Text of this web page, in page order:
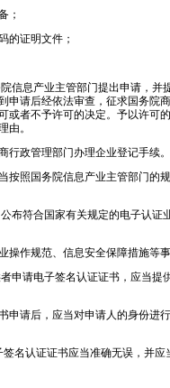
；
证明文件；
息产业主管部门提出申请，并
申请后经依法审查，征求国务院
或者不予许可的决定。予以许可
由。
政管理部门办理企业登记手续。
照国务院信息产业主管部门的
符合国家有关规定的电子认证
作规范、信息安全保障措施等
请电子签名认证证书，应当提
请后，应当对申请人的身份进
名认证证书应当准确无误，并应